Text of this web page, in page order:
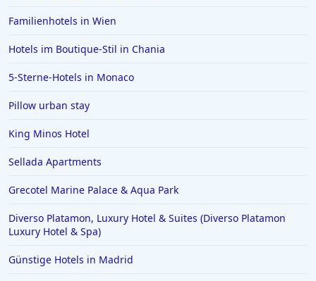
Familienhotels in Wien
Hotels im Boutique-Stil in Chania
5-Sterne-Hotels in Monaco
Pillow urban stay
King Minos Hotel
Sellada Apartments
Grecotel Marine Palace & Aqua Park
Diverso Platamon, Luxury Hotel & Suites (Diverso Platamon
Luxury Hotel & Spa)
Günstige Hotels in Madrid